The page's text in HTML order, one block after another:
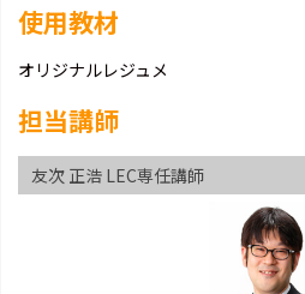
使用教材
オリジナルレジュメ
担当講師
友次 正浩 LEC専任講師